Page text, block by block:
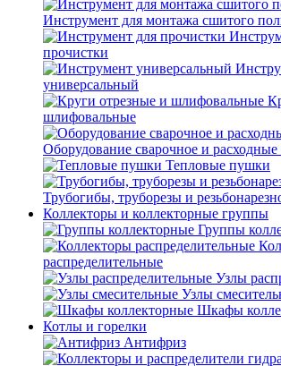
Инструмент для монтажа сшитого
прочистки
универсальный
шлифовальные
Оборудование сварочное и
Тепловые пушки
Трубогибы, труборезы и
Коллекторы и коллекторные группы
Группы
распределительные
Узлы
Узлы
Шкафы
Котлы и горелки
Антифриз